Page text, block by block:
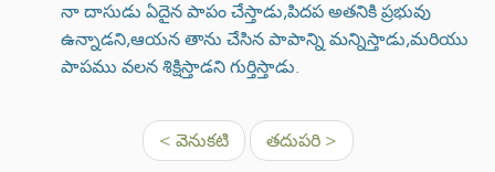
నా దాసుడు ఏదైన పాపం చేస్తాడు,పిదప అతనికి ప్రభువు
ఉన్నాడని,ఆయన తాను చేసిన పాపాన్ని మన్నిస్తాడు,మరియు
పాపము వలన శిక్షిస్తాడని గుర్తిస్తాడు.
< వెనుకటి తదుపరి >